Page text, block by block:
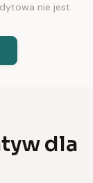
nie jest
dla